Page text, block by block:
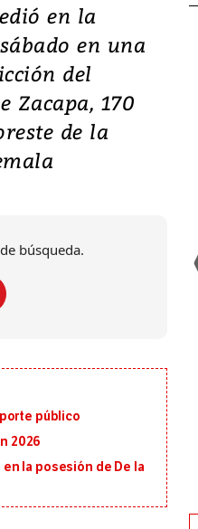
en la
en una
del
Zacapa, 170
de la
búsqueda.
público
2026
la posesión de De la
Terremoto
y graves
Kumamoto
de magnitud
este martes 28 de